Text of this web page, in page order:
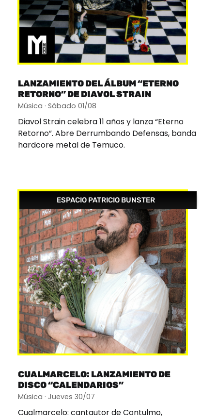
LANZAMIENTO DEL ÁLBUM “ETERNO
RETORNO” DE DIAVOL STRAIN
Música · Sábado 01/08
Diavol Strain celebra 11 años y lanza “Eterno
Retorno”. Abre Derrumbando Defensas, banda
hardcore metal de Temuco.
ESPACIO PATRICIO BUNSTER
CUALMARCELO: LANZAMIENTO DE
DISCO “CALENDARIOS”
Música · Jueves 30/07
Cualmarcelo: cantautor de Contulmo,